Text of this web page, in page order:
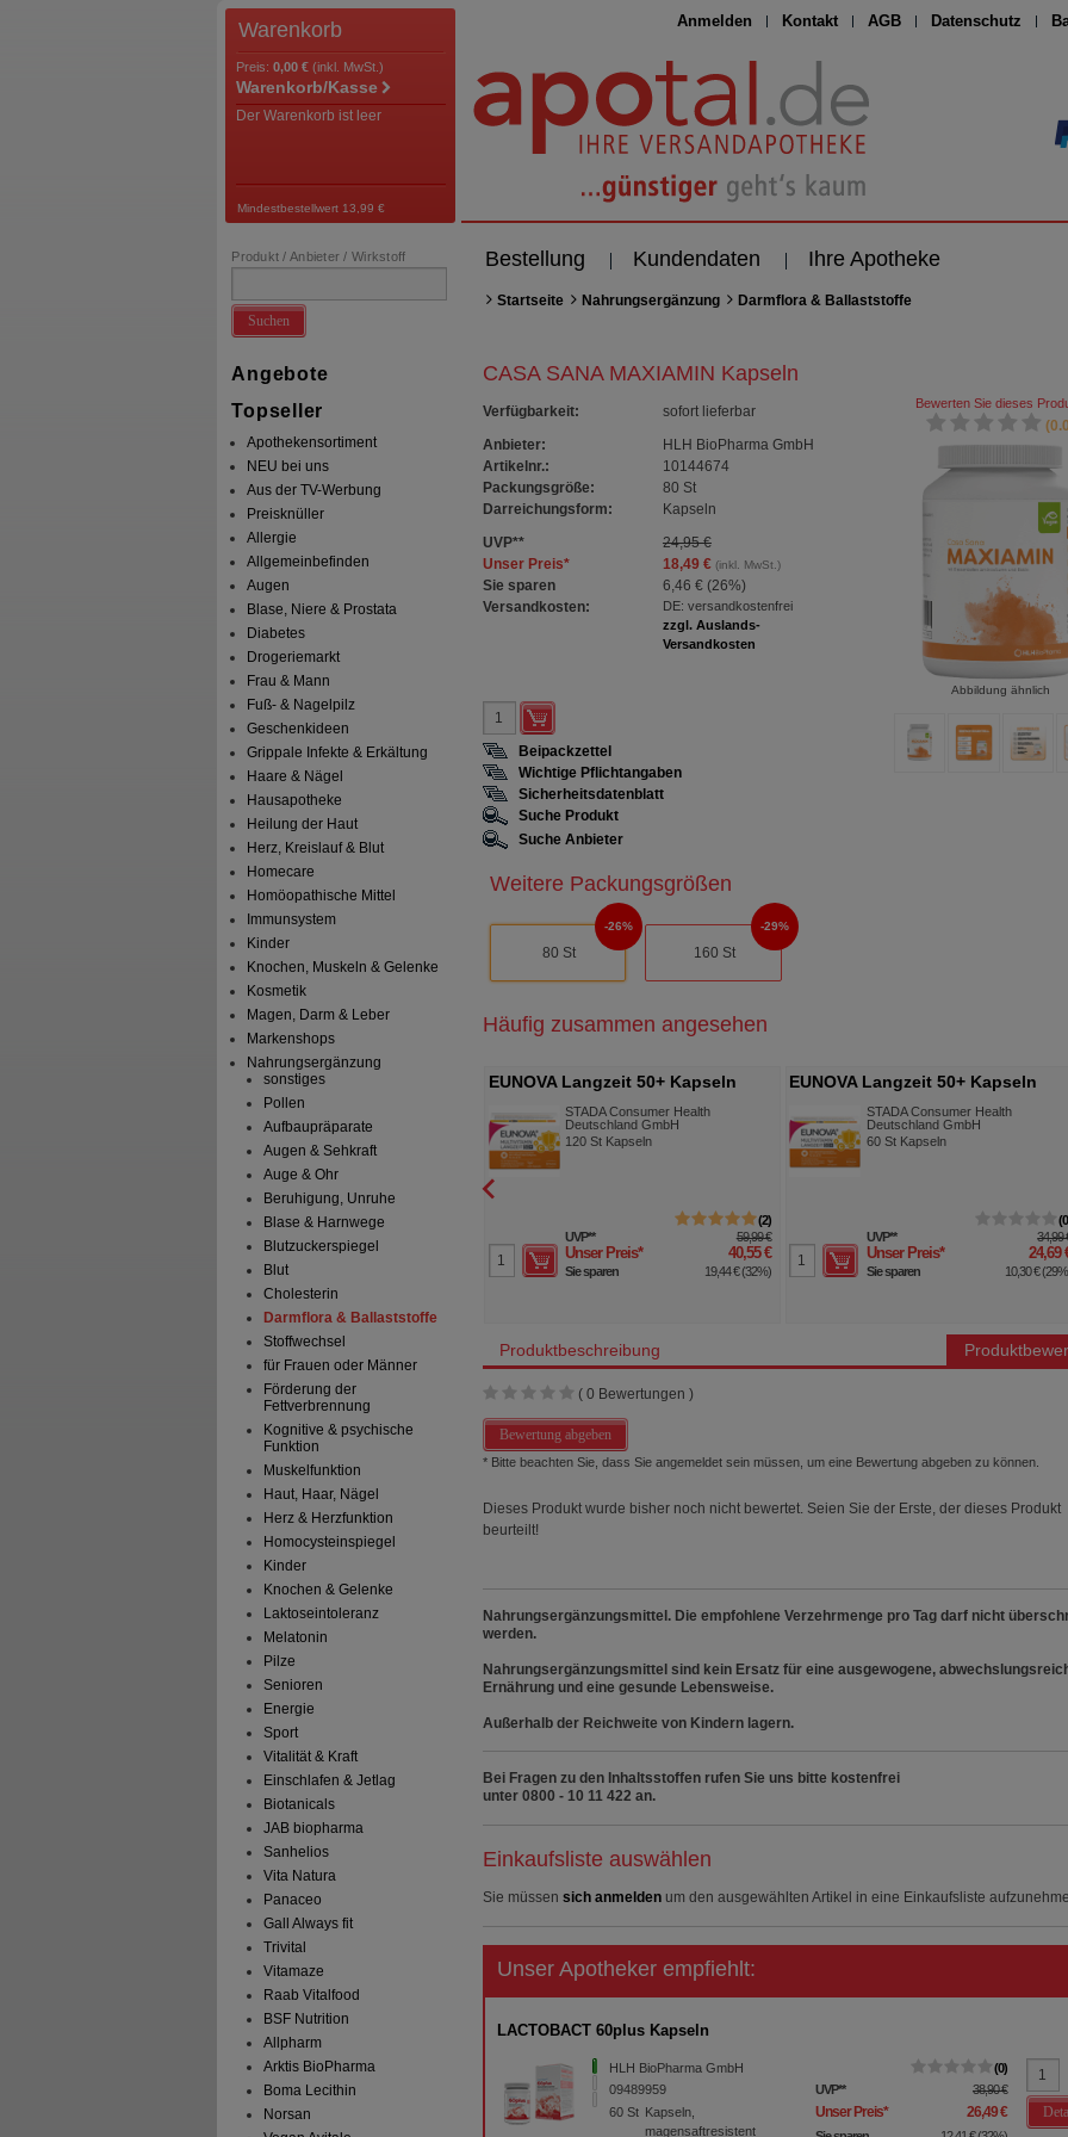
Anmelden Kontakt AGB Datenschutz
Warenkorb
Preis: 0,00 € (inkl. MwSt.)
Warenkorb/Kasse
Der Warenkorb ist leer
Mindestbestellwert 13,99 €
Bestellung Kundendaten Ihre Apotheke
Produkt / Anbieter / Wirkstoff
Suchen
Angebote
Topseller
Apothekensortiment
NEU bei uns
Aus der TV-Werbung
Preisknüller
Allergie
Allgemeinbefinden
Augen
Blase, Niere & Prostata
Diabetes
Drogeriemarkt
Frau & Mann
Fuß- & Nagelpilz
Geschenkideen
Grippale Infekte & Erkältung
Haare & Nägel
Hausapotheke
Heilung der Haut
Herz, Kreislauf & Blut
Homecare
Homöopathische Mittel
Immunsystem
Kinder
Knochen, Muskeln & Gelenke
Kosmetik
Magen, Darm & Leber
Markenshops
Nahrungsergänzung
sonstiges
Pollen
Aufbaupräparate
Augen & Sehkraft
Auge & Ohr
Beruhigung, Unruhe
Blase & Harnwege
Blutzuckerspiegel
Blut
Cholesterin
Darmflora & Ballaststoffe
Stoffwechsel
für Frauen oder Männer
Förderung der
Fettverbrennung
Kognitive & psychische
Funktion
Muskelfunktion
Haut, Haar, Nägel
Herz & Herzfunktion
Homocysteinspiegel
Kinder
Knochen & Gelenke
Laktoseintoleranz
Melatonin
Pilze
Senioren
Energie
Sport
Vitalität & Kraft
Einschlafen & Jetlag
Biotanicals
JAB biopharma
Sanhelios
Vita Natura
Panaceo
Gall Always fit
Trivital
Vitamaze
Raab Vitalfood
BSF Nutrition
Allpharm
Arktis BioPharma
Boma Lecithin
Norsan
Startseite Nahrungsergänzung Darmflora & Ballaststoffe
CASA SANA MAXIAMIN Kapseln
Verfügbarkeit:
sofort lieferbar
Anbieter:
HLH BioPharma GmbH
Artikelnr.:
10144674
Packungsgröße:
80 St
Darreichungsform:
Kapseln
UVP**
24,95 €
Unser Preis* 18,49 €(inkl. MwSt.)
Sie sparen 6,46 € (26%)
Versandkosten:
DE: versandkostenfrei
zzgl. Auslands-
Versandkosten
Bewerten Sie dieses
Abbildung ähnlich
Beipackzettel
Wichtige Pflichtangaben
Sicherheitsdatenblatt
Suche Produkt
Suche Anbieter
Weitere Packungsgrößen
80 St
26%
160 St
29%
Häufig zusammen angesehen
CENTRUM für Ihn 50+ Capletten
Haleon Germany GmbH
Unser Preis*
Sie sparen
EUNOVA Langzeit 50+ Kapseln
STADA Consumer Health
Deutschland GmbH
120St Kapseln
2
UVP** 59,99 €
Unser Preis* 40,55 €
Sie sparen 19,44 €(32%)
EUNOVA Langzeit 50+ Kapseln
STADA Consumer Health
Deutschland GmbH
60 St Kapseln
0
UVP** 34,99
Unser Preis* 24,69
Sie sparen 10,30 €(29%
Produktbeschreibung
( 0 Bewertungen )
Bewertung abgeben
* Bitte beachten Sie, dass Sie angemeldet sein müssen, um eine Bewertung abgeben zu können.
Dieses Produkt wurde bisher noch nicht bewertet. Seien Sie der Erste, der dieses Produkt
beurteilt!
Nahrungsergänzungsmittel. Die empfohlene Verzehrmenge pro Tag darf nicht
werden.
Nahrungsergänzungsmittel sind kein Ersatz für eine ausgewogene,
Ernährung und eine gesunde Lebensweise.
Außerhalb der Reichweite von Kindern lagern.
Bei Fragen zu den Inhaltsstoffen rufen Sie uns bitte kostenfrei
unter 0800 - 10 11 422 an.
Einkaufsliste auswählen
Sie müssen sich anmelden um den ausgewählten Artikel in eine Einkaufsliste
Unser Apotheker empfiehlt:
LACTOBACT 60plus Kapseln
HLH BioPharma GmbH
09489959
60 St Kapseln,
magensaftresistent
0
UVP** 38,90 €
Unser Preis* 26,49 €